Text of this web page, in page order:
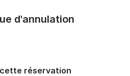
d'annulation
réservation